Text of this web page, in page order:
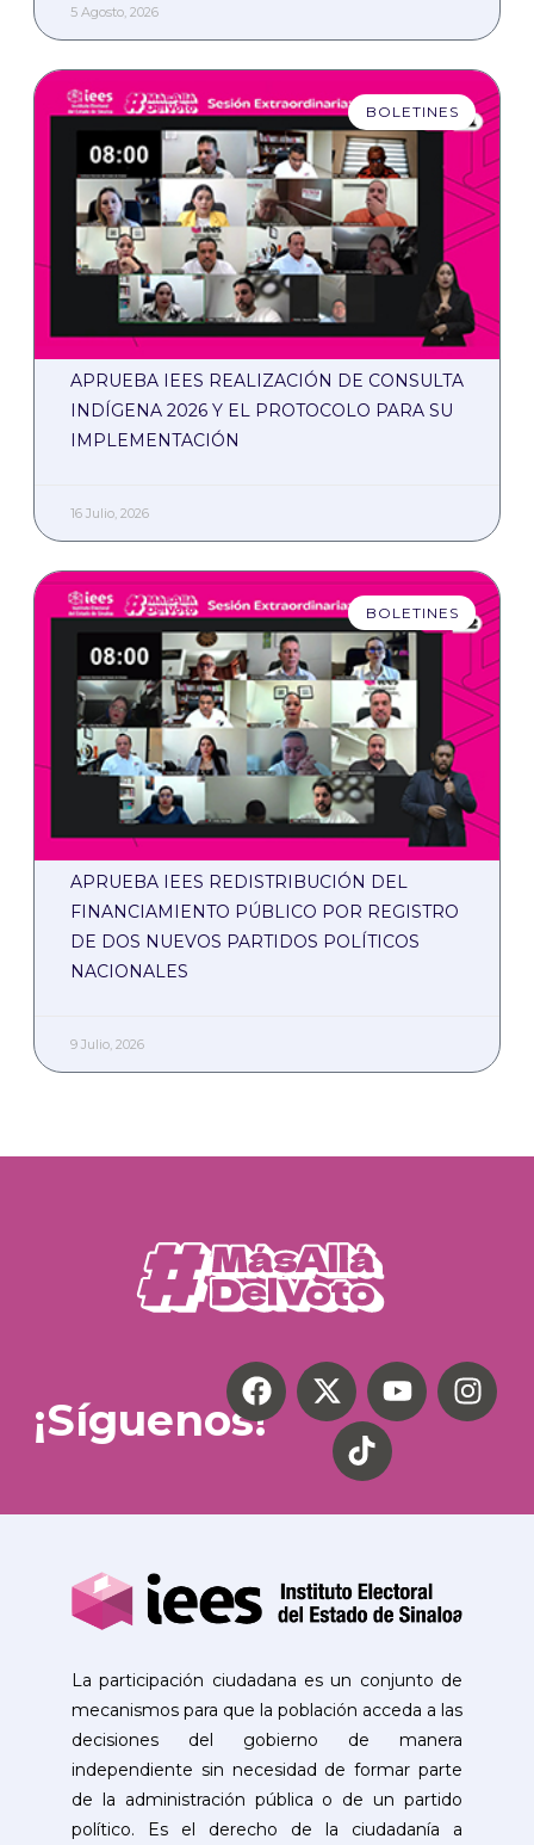
5 Agosto, 2026
BOLETINES
APRUEBA IEES REALIZACIÓN DE CONSULTA
INDÍGENA 2026 Y EL PROTOCOLO PARA SU
IMPLEMENTACIÓN
16 Julio, 2026
BOLETINES
APRUEBA IEES REDISTRIBUCIÓN DEL
FINANCIAMIENTO PÚBLICO POR REGISTRO
DE DOS NUEVOS PARTIDOS POLÍTICOS
NACIONALES
9 Julio, 2026
¡Síguenos!
La participación ciudadana es un conjunto de
mecanismos para que la población acceda a las
decisiones del gobierno de manera
independiente sin necesidad de formar parte
de la administración pública o de un partido
político. Es el derecho de la ciudadanía a